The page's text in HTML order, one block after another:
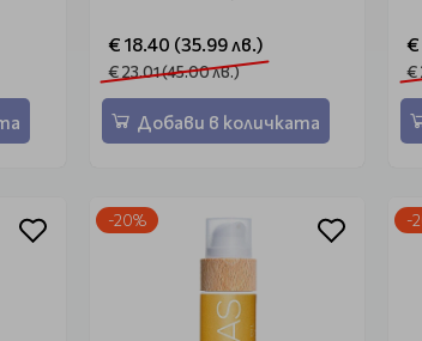
€ 18.40 (35.99 лв.)
€ 23.01 (45.00 лв.)
Добави в количката
€
€
-20% -